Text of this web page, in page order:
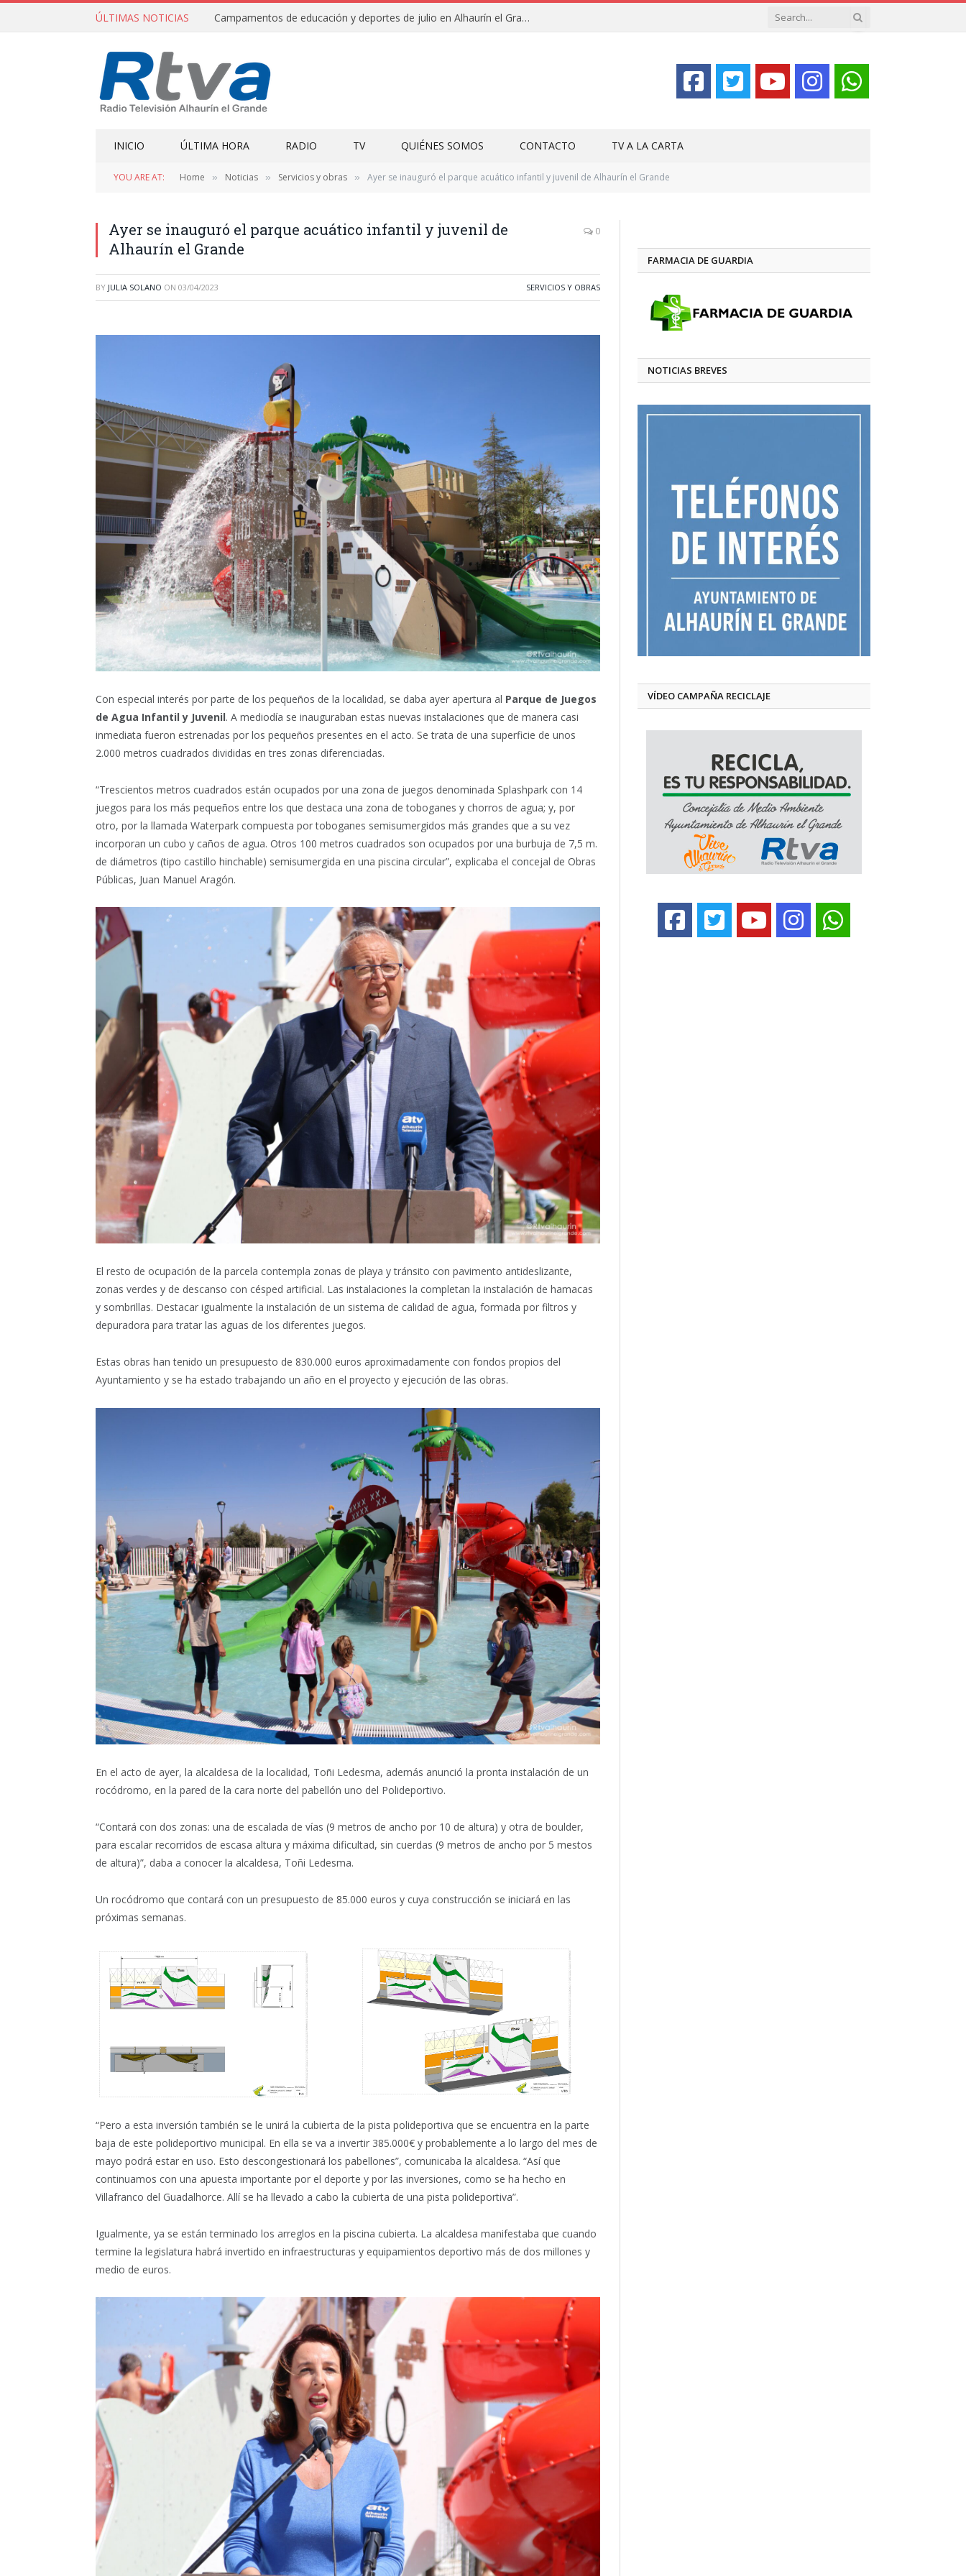
ÚLTIMAS NOTICIAS Campamentos de educación y deportes de julio en Alhaurín el Grande y Villa del Guadalhorce
INICIO ÚLTIMA HORA RADIO TV QUIÉNES SOMOS CONTACTO TV A LA CARTA
YOU ARE AT: Home » Noticias » Servicios y obras » Ayer se inauguró el parque acuático infantil y juvenil de Alhaurín el Grande
Ayer se inauguró el parque acuático infantil y juvenil de
Alhaurín el Grande
0
BY JULIA SOLANO ON 03/04/2023 SERVICIOS Y OBRAS
Con especial interés por parte de los pequeños de la localidad, se daba ayer apertura al Parque de Juegos
de Agua Infantil y Juvenil. A mediodía se inauguraban estas nuevas instalaciones que de manera casi
inmediata fueron estrenadas por los pequeños presentes en el acto. Se trata de una superficie de unos
2.000 metros cuadrados divididas en tres zonas diferenciadas.
“Trescientos metros cuadrados están ocupados por una zona de juegos denominada Splashpark con 14
juegos para los más pequeños entre los que destaca una zona de toboganes y chorros de agua; y, por
otro, por la llamada Waterpark compuesta por toboganes semisumergidos más grandes que a su vez
incorporan un cubo y caños de agua. Otros 100 metros cuadrados son ocupados por una burbuja de 7,5 m.
de diámetros (tipo castillo hinchable) semisumergida en una piscina circular”, explicaba el concejal de Obras
Públicas, Juan Manuel Aragón.
El resto de ocupación de la parcela contempla zonas de playa y tránsito con pavimento antideslizante,
zonas verdes y de descanso con césped artificial. Las instalaciones la completan la instalación de hamacas
y sombrillas. Destacar igualmente la instalación de un sistema de calidad de agua, formada por filtros y
depuradora para tratar las aguas de los diferentes juegos.
Estas obras han tenido un presupuesto de 830.000 euros aproximadamente con fondos propios del
Ayuntamiento y se ha estado trabajando un año en el proyecto y ejecución de las obras.
En el acto de ayer, la alcaldesa de la localidad, Toñi Ledesma, además anunció la pronta instalación de un
rocódromo, en la pared de la cara norte del pabellón uno del Polideportivo.
“Contará con dos zonas: una de escalada de vías (9 metros de ancho por 10 de altura) y otra de boulder,
para escalar recorridos de escasa altura y máxima dificultad, sin cuerdas (9 metros de ancho por 5 mestos
de altura)”, daba a conocer la alcaldesa, Toñi Ledesma.
Un rocódromo que contará con un presupuesto de 85.000 euros y cuya construcción se iniciará en las
próximas semanas.
“Pero a esta inversión también se le unirá la cubierta de la pista polideportiva que se encuentra en la parte
baja de este polideportivo municipal. En ella se va a invertir 385.000€ y probablemente a lo largo del mes de
mayo podrá estar en uso. Esto descongestionará los pabellones”, comunicaba la alcaldesa. “Así que
continuamos con una apuesta importante por el deporte y por las inversiones, como se ha hecho en
Villafranco del Guadalhorce. Allí se ha llevado a cabo la cubierta de una pista polideportiva”.
Igualmente, ya se están terminado los arreglos en la piscina cubierta. La alcaldesa manifestaba que cuando
termine la legislatura habrá invertido en infraestructuras y equipamientos deportivo más de dos millones y
medio de euros.
FARMACIA DE GUARDIA
NOTICIAS BREVES
VÍDEO CAMPAÑA RECICLAJE